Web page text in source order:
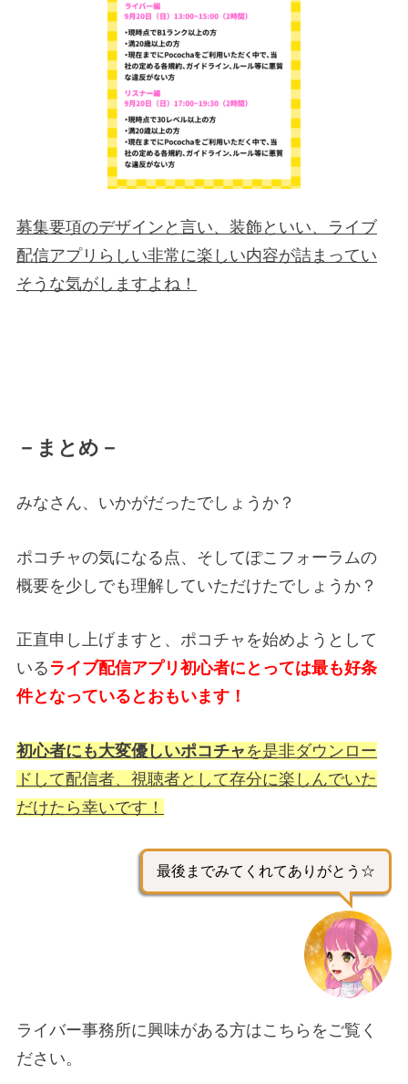
募集要項のデザインと言い、装飾といい、ライブ
配信アプリらしい非常に楽しい内容が詰まってい
そうな気がしますよね！
－まとめ－
みなさん、いかがだったでしょうか？
ポコチャの気になる点、そしてぽこフォーラムの
概要を少しでも理解していただけたでしょうか？
正直申し上げますと、ポコチャを始めようとして
いる ライブ配信アプリ初心者にとっては最も好条
件となっているとおもいます！
初心者にも大変優しいポコチャ を是非ダウンロー
ドして配信者、視聴者として存分に楽しんでいた
だけたら幸いです！
最後までみてくれてありがとう☆
ライバー事務所に興味がある方はこちらをご覧く
ださい。